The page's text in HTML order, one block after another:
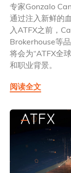
专家Gonzalo
通过注入新鲜的
入ATFX之前，
Brokerhouse等
将会为“ATFX全
和职业背景。
阅读全文